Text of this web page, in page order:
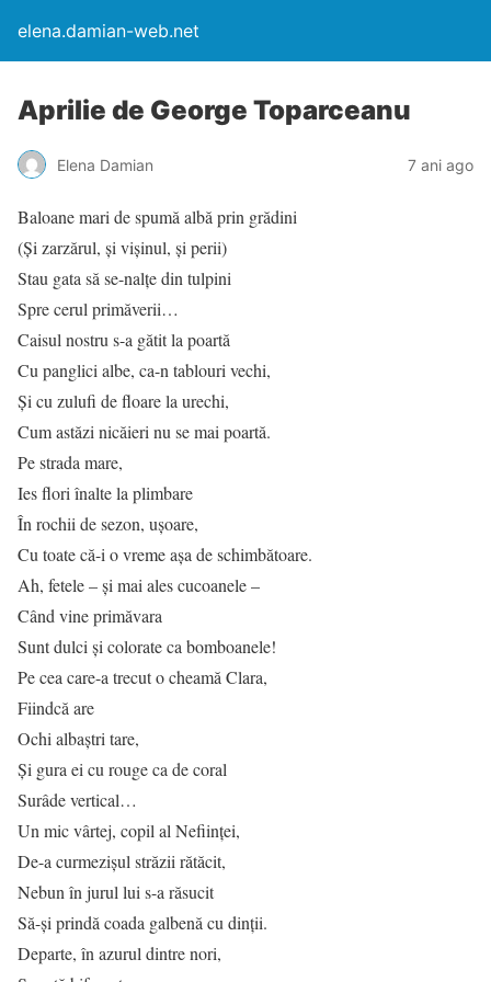
elena.damian-web.net
Aprilie de George Toparceanu
Elena Damian 7 ani ago
Baloane mari de spumă albă prin grădini
(Și zarzărul, și vișinul, și perii)
Stau gata să se-nalțe din tulpini
Spre cerul primăverii…
Caisul nostru s-a gătit la poartă
Cu panglici albe, ca-n tablouri vechi,
Și cu zulufi de floare la urechi,
Cum astăzi nicăieri nu se mai poartă.
Pe strada mare,
Ies flori înalte la plimbare
În rochii de sezon, ușoare,
Cu toate că-i o vreme așa de schimbătoare.
Ah, fetele – și mai ales cucoanele –
Când vine primăvara
Sunt dulci și colorate ca bomboanele!
Pe cea care-a trecut o cheamă Clara,
Fiindcă are
Ochi albaștri tare,
Și gura ei cu rouge ca de coral
Surâde vertical…
Un mic vârtej, copil al Neființei,
De-a curmezișul străzii rătăcit,
Nebun în jurul lui s-a răsucit
Să-și prindă coada galbenă cu dinții.
Departe, în azurul dintre nori,